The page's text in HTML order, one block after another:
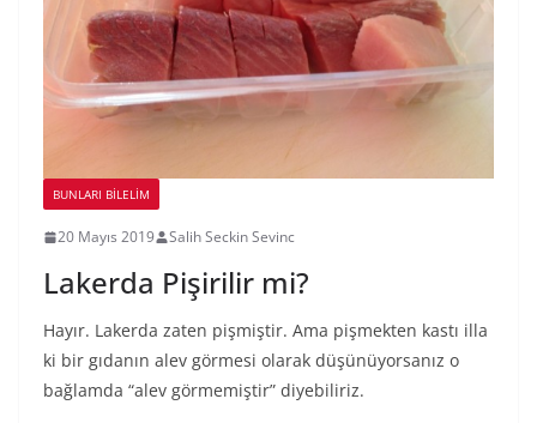
BUNLARI BILELIM
20 Mayıs 2019 Salih Seckin Sevinc
Lakerda Pişirilir mi?
Hayır. Lakerda zaten pişmiştir. Ama pişmekten kastı illa
ki bir gıdanın alev görmesi olarak düşünüyorsanız o
bağlamda “alev görmemiştir” diyebiliriz.